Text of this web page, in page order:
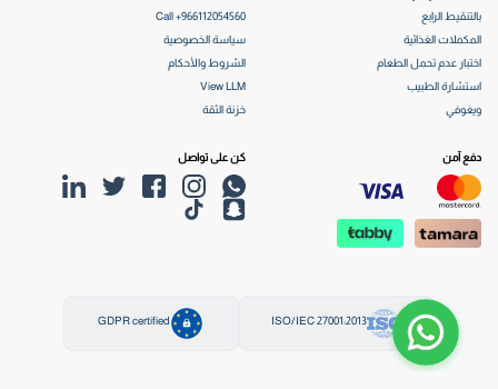
بالتنقيط الرابع
المكملات الغذائية
اختبار عدم تحمل الطعام
استشارة الطبيب
ويغوفي
Call +966112054560
سياسة الخصوصية
الشروط والأحكام
View LLM
خزنة الثقة
دفع آمن كن على تواصل
ISO/IEC 27001:2013
GDPR certified